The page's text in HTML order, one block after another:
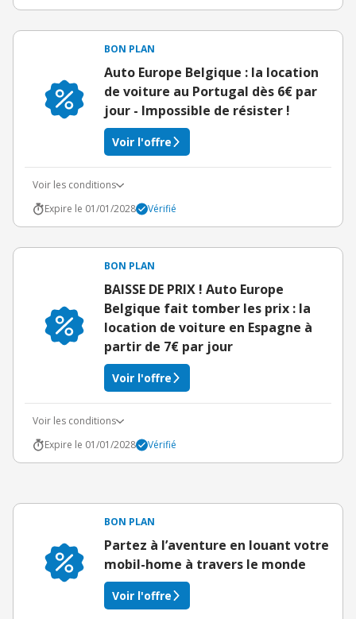
BON PLAN
Auto Europe Belgique : la location
de voiture au Portugal dès 6€ par
jour - Impossible de résister !
Voir l'offre
Voir les conditions
Expire le 01/01/2028
Vérifié
BON PLAN
BAISSE DE PRIX ! Auto Europe
Belgique fait tomber les prix : la
location de voiture en Espagne à
partir de 7€ par jour
Voir l'offre
Voir les conditions
Expire le 01/01/2028
Vérifié
BON PLAN
Partez à l’aventure en louant votre
mobil-home à travers le monde
Voir l'offre